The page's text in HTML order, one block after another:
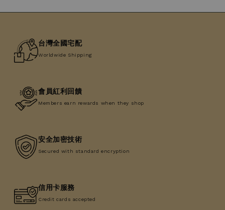
台灣全國宅配
Worldwide Shipping
會員紅利回饋
Members earn rewards when they shop
安全加密技術
Secured with standard encryption
信用卡服務
Credit cards accepted